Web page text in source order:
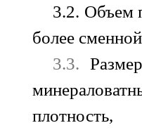
3.2. Объем
более
3.3.
плотность,